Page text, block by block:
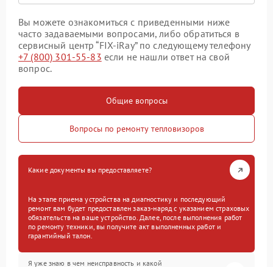
Вы можете ознакомиться с приведенными ниже
часто задаваемыми вопросами, либо обратиться в
сервисный центр “FIX-iRay” по следующему телефону
+7 (800) 301-55-83 если не нашли ответ на свой
вопрос.
Общие вопросы
Вопросы по ремонту тепловизоров
Какие документы вы предоставляете?
На этапе приема устройства на диагностику и последующий
ремонт вам будет предоставлен заказ-наряд с указанием страховых
обязательств на ваше устройство. Далее, после выполнения работ
по ремонту техники, вы получите акт выполненных работ и
гарантийный талон.
Я уже знаю в чем неисправность и какой